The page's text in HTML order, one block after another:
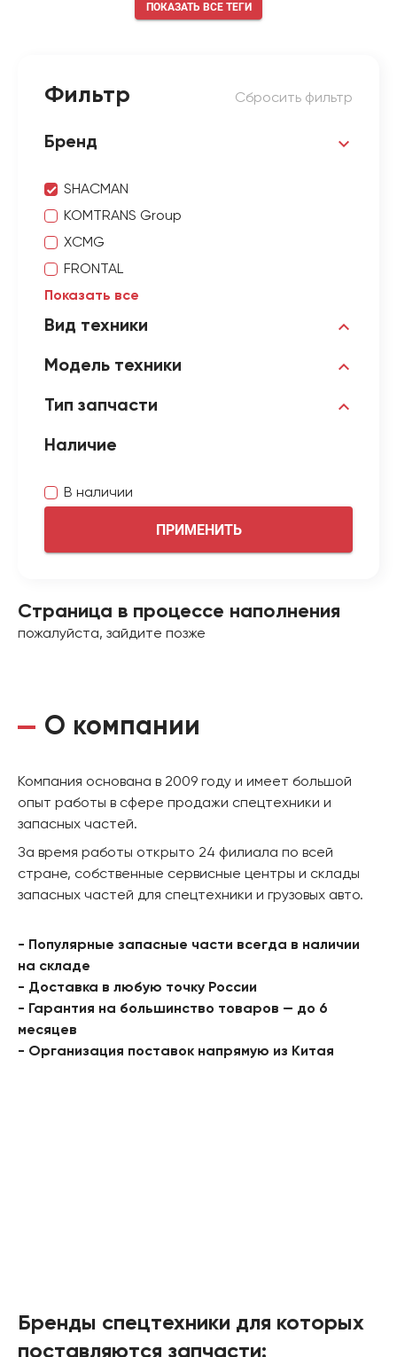
ПОКАЗАТЬ ВСЕ ТЕГИ
Фильтр Сбросить фильтр
Бренд
SHACMAN
KOMTRANS Group
XCMG
FRONTAL
Показать все
Вид техники
Модель техники
Тип запчасти
Наличие
В наличии
ПРИМЕНИТЬ
Страница в процессе наполнения
пожалуйста, зайдите позже
О компании
Компания основана в 2009 году и имеет большой
опыт работы в сфере продажи спецтехники и
запасных частей.
За время работы открыто 24 филиала по всей
стране, собственные сервисные центры и склады
запасных частей для спецтехники и грузовых авто.
- Популярные запасные части всегда в наличии
на складе
- Доставка в любую точку России
- Гарантия на большинство товаров — до 6
месяцев
- Организация поставок напрямую из Китая
Бренды спецтехники для которых
поставляются запчасти: